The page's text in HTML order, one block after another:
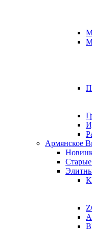
Армянское